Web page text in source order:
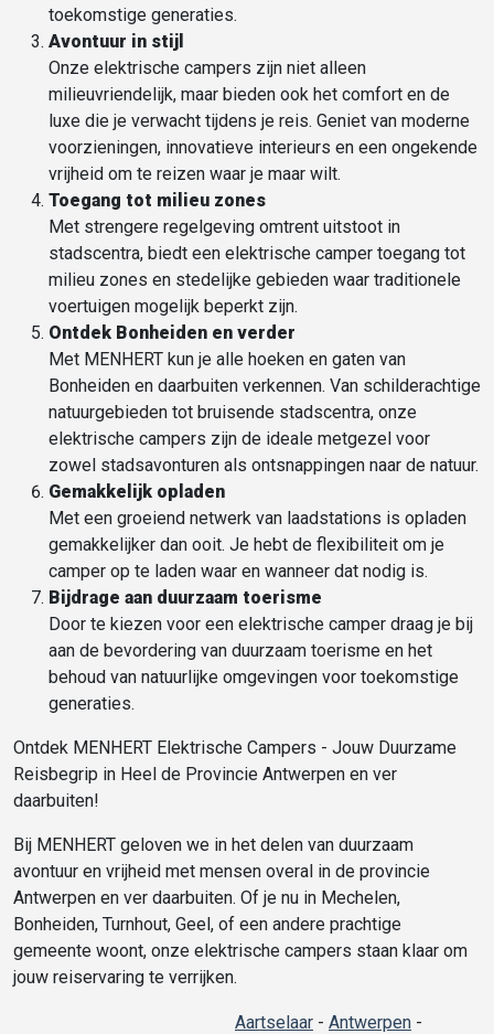
toekomstige generaties.
Avontuur in stijl
Onze elektrische campers zijn niet alleen
milieuvriendelijk, maar bieden ook het comfort en de
luxe die je verwacht tijdens je reis. Geniet van moderne
voorzieningen, innovatieve interieurs en een ongekende
vrijheid om te reizen waar je maar wilt.
Toegang tot milieu zones
Met strengere regelgeving omtrent uitstoot in
stadscentra, biedt een elektrische camper toegang tot
milieu zones en stedelijke gebieden waar traditionele
voertuigen mogelijk beperkt zijn.
Ontdek Bonheiden en verder
Met MENHERT kun je alle hoeken en gaten van
Bonheiden en daarbuiten verkennen. Van schilderachtige
natuurgebieden tot bruisende stadscentra, onze
elektrische campers zijn de ideale metgezel voor
zowel stadsavonturen als ontsnappingen naar de natuur.
Gemakkelijk opladen
Met een groeiend netwerk van laadstations is opladen
gemakkelijker dan ooit. Je hebt de flexibiliteit om je
camper op te laden waar en wanneer dat nodig is.
Bijdrage aan duurzaam toerisme
Door te kiezen voor een elektrische camper draag je bij
aan de bevordering van duurzaam toerisme en het
behoud van natuurlijke omgevingen voor toekomstige
generaties.
Ontdek MENHERT Elektrische Campers - Jouw Duurzame
Reisbegrip in Heel de Provincie Antwerpen en ver
daarbuiten!
Bij MENHERT geloven we in het delen van duurzaam
avontuur en vrijheid met mensen overal in de provincie
Antwerpen en ver daarbuiten. Of je nu in Mechelen,
Bonheiden, Turnhout, Geel, of een andere prachtige
gemeente woont, onze elektrische campers staan klaar om
jouw reiservaring te verrijken.
Aartselaar - Antwerpen -